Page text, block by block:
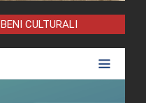
CULTURALI